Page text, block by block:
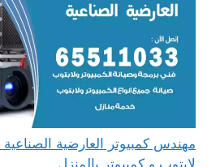
لابتوب و كمبيوتر بالمنزل